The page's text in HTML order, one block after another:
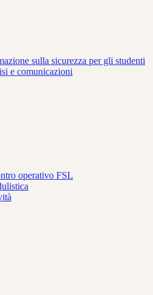
sulla sicurezza per gli studenti
e comunicazioni
operativo FSL